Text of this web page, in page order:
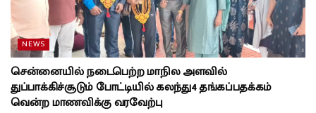
NEWS
சென்னையில் நடைபெற்ற மாநில அளவில்
துப்பாக்கிச்சூடும் போட்டியில் கலந்து4 தங்கப்பதக்கம்
வென்ற மாணவிக்கு வரவேற்பு